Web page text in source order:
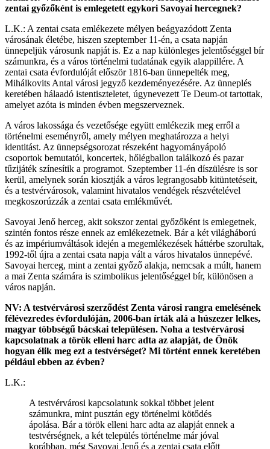
zentai győzőként is emlegetett egykori Savoyai hercegnek?
L.K.: A zentai csata emlékezete mélyen beágyazódott Zenta
városának életébe, hiszen szeptember 11-én, a csata napján
ünnepeljük városunk napját is. Ez a nap különleges jelentőséggel bír
számunkra, és a város történelmi tudatának egyik alappillére. A
zentai csata évfordulóját először 1816-ban ünnepelték meg,
Mihálkovits Antal városi jegyző kezdeményezésére. Az ünneplés
keretében hálaadó istentiszteletet, úgynevezett Te Deum-ot tartottak,
amelyet azóta is minden évben megszerveznek.
A város lakossága és vezetősége együtt emlékezik meg erről a
történelmi eseményről, amely mélyen meghatározza a helyi
identitást. Az ünnepségsorozat részeként hagyományápoló
csoportok bemutatói, koncertek, hőlégballon találkozó és pazar
tűzijáték színesítik a programot. Szeptember 11-én díszülésre is sor
kerül, amelynek során kiosztják a város legrangosabb kitüntetéseit,
és a testvérvárosok, valamint hivatalos vendégek részvételével
megkoszorúzzák a zentai csata emlékművét.
Savoyai Jenő herceg, akit sokszor zentai győzőként is emlegetnek,
szintén fontos része ennek az emlékezetnek. Bár a két világháború
és az impériumváltások idején a megemlékezések háttérbe szorultak,
1992-től újra a zentai csata napja vált a város hivatalos ünnepévé.
Savoyai herceg, mint a zentai győző alakja, nemcsak a múlt, hanem
a mai Zenta számára is szimbolikus jelentőséggel bír, különösen a
város napján.
NV: A testvérvárosi szerződést Zenta városi rangra emelésének
félévezredes évfordulóján, 2006-ban írták alá a húszezer lelkes,
magyar többségű bácskai településen. Noha a testvérvárosi
kapcsolatnak a török elleni harc adta az alapját, de Önök
hogyan élik meg ezt a testvérséget? Mi történt ennek keretében
például ebben az évben?
L.K.:
A testvérvárosi kapcsolatunk sokkal többet jelent
számunkra, mint pusztán egy történelmi kötődés
ápolása. Bár a török elleni harc adta az alapját ennek a
testvérségnek, a két település történelme már jóval
korábban, még Savoyai Jenő és a zentai csata előtt